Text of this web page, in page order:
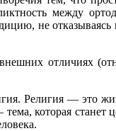
между
не отказываясь
отличиях
Религия — это
которая станет